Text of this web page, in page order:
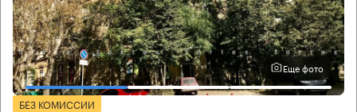
Еще фото
БЕЗ КОМИССИИ